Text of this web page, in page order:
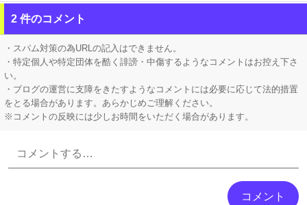
【ホロライブ】 ※杉田さんはねっ子神です
【VTuber】 千羽師匠、Grokに自分の気持ち悪いツイート聞くやつやってるのかなって思ったら相手鴨神やんけ
2 件のコメント
・スパム対策の為URLの記入はできません。
・特定個人や特定団体を酷く誹謗・中傷するようなコメントはお控え下さ
い。
・ブログの運営に支障をきたすようなコメントには必要に応じて法的措置
をとる場合があります。あらかじめご理解ください。
※コメントの反映には少しお時間をいただく場合があります。